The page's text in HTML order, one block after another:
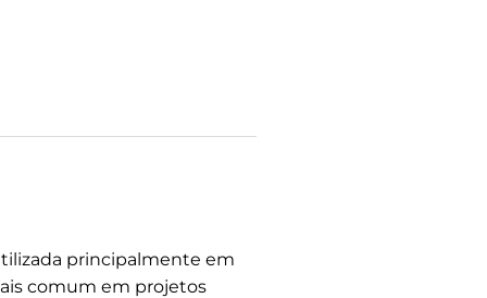
principalmente em
comum em projetos